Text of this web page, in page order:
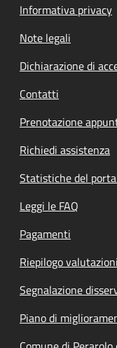
Informativa privacy
Note legali
Dichiarazione di
Contatti
Prenotazione
Richiedi assistenza
Statistiche del
Leggi le FAQ
Pagamenti
Riepilogo valutazioni
Segnalazione
Piano di